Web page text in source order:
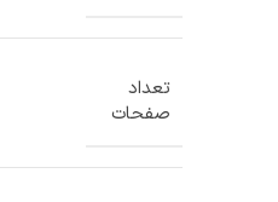
تعداد
صفحات